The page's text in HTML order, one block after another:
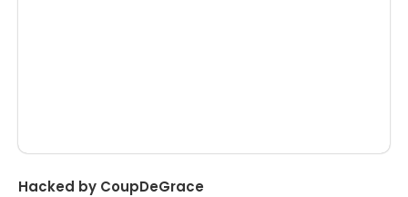
Hacked by CoupDeGrace